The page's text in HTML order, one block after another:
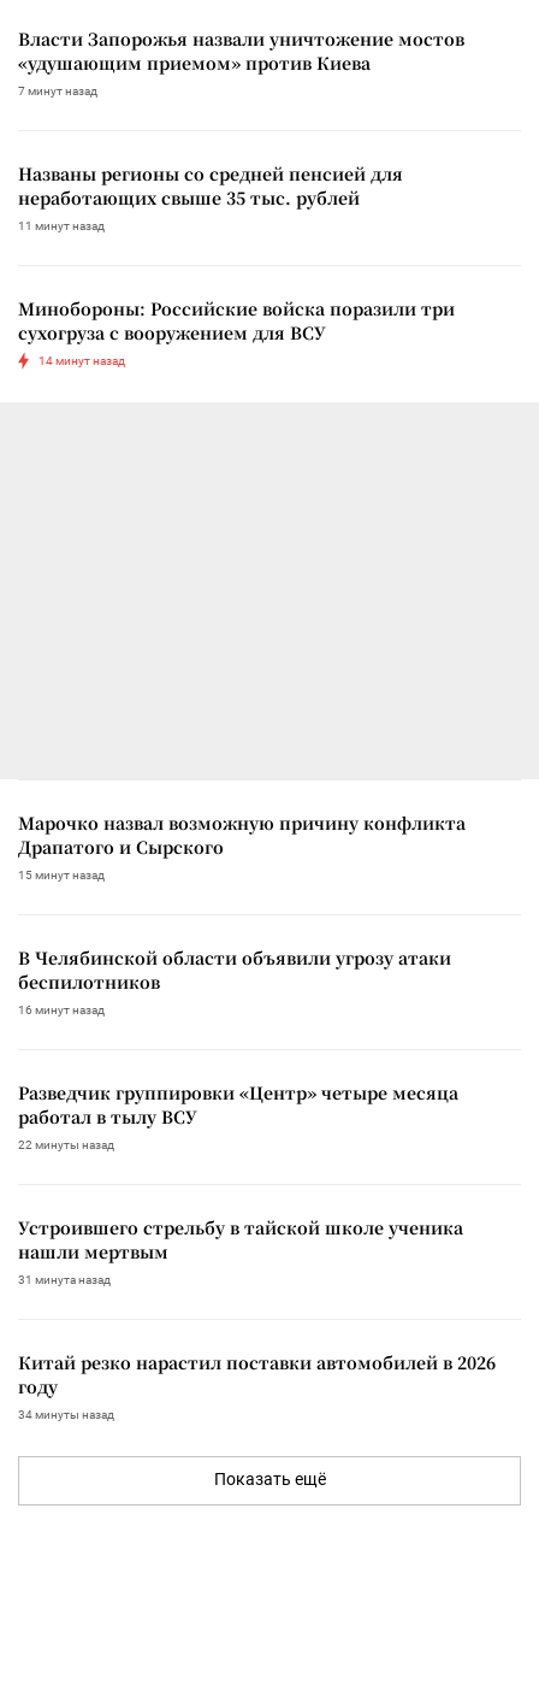
Власти Запорожья назвали уничтожение мостов
«удушающим приемом» против Киева
7 минут назад
Названы регионы со средней пенсией для
неработающих свыше 35 тыс. рублей
11 минут назад
Минобороны: Российские войска поразили три
сухогруза с вооружением для ВСУ
14 минут назад
Марочко назвал возможную причину конфликта
Драпатого и Сырского
15 минут назад
В Челябинской области объявили угрозу атаки
беспилотников
16 минут назад
Разведчик группировки «Центр» четыре месяца
работал в тылу ВСУ
22 минуты назад
Устроившего стрельбу в тайской школе ученика
нашли мертвым
31 минута назад
Китай резко нарастил поставки автомобилей в 2026
году
34 минуты назад
Показать ещё